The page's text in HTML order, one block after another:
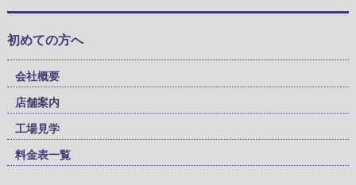
初めての方へ
会社概要
店舗案内
工場見学
料金表一覧